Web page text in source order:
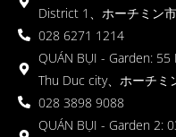
District 1、ホーチミン市
028 6271 1214
QUÁN BỤI - Garden: 55
Thu Duc city、ホーチミ
028 3898 9088
QUÁN BỤI - Garden 2: